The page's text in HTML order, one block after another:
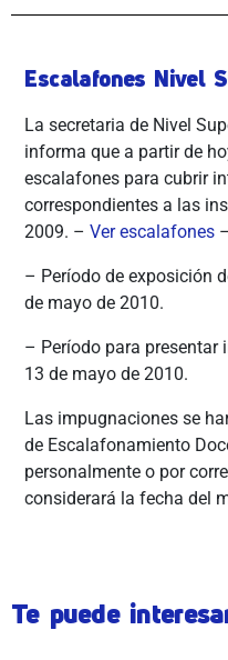
Escalafones Nivel
La secretaria de Nivel
informa que a partir de
escalafones para cubrir
correspondientes a las
2009. –Ver escalafones –
– Período de exposición
de mayo de 2010.
– Período para presentar
13 de mayo de 2010.
Las impugnaciones se
de Escalafonamiento
personalmente o por
considerará la fecha del
Te puede